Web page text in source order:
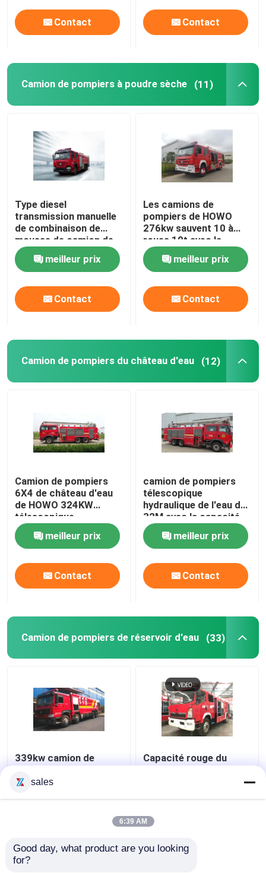
Camion de pompiers en mousse
Camion de pompiers du château d'eau
Camion de pompiers de réservoir d'eau
Camion de pompier télécommandé à gaz
Camion de pompiers robuste
Camion de pompiers de sauvetage léger
Camion de pompiers de forêt
Bulldozer sur chenilles
Contact Contact
Camion de pompiers à poudre sèche (11)
Type diesel
transmission manuelle
de combinaison de
mousse de camion de
pompiers de poudre
sèche
multifonctionnelle
meilleur prix
Contact
Les camions de
pompiers de HOWO
276kw sauvent 10 à
roues 10t avec la
combinaison de poudre
de moussemeilleur prix
Contact
Camion de pompiers du château d'eau (12)
Camion de pompiers
6X4 de château d'eau
de HOWO 324KW
télescopique
hydraulique de 32
mètresmeilleur prix
Contact
camion de pompiers
télescopique
hydraulique de l'eau de
32M avec la capacité
de mousse de l'eau
2000L de 5000L
meilleur prix
Contact
Camion de pompiers de réservoir d'eau (33)
339kw camion de
pompiers de réservoir
d'eau de 25 tonnes
Contact
Capacité rouge du
camion de pompiers
pulvérisation
polyvalente de route
Contact
sales
6:39 AM
Good day, what product are you looking
for?